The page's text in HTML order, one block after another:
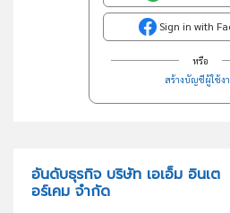
Sign in with
หรือ
สร้างบัญชีผู้ใช้ง
อันดับธุรกิจ บริษัท เอเอ็ม อินเต
อร์เคม จำกัด